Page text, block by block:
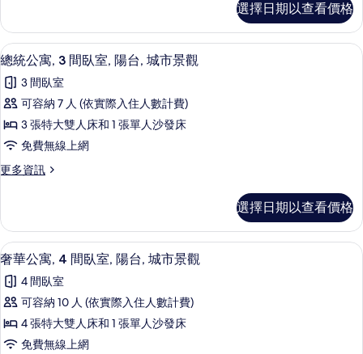
室,
陽
台,
城
市
景
觀
的
相
片
公
寓,
2
臥
室,
台,
城
景
情
選擇日期以查看價格
顯
示
總
統
公
3
臥
室,
陽
台,
城
市
景
總統公寓, 3 間臥室, 陽台, 城市景觀 |
42
總統公寓, 3 間臥室, 陽台, 城市景觀
3 間臥室
可容納 7 人 (依實際入住人數計費)
3 張特大雙人床和 1 張單人沙發床
免費無線上網
更多資訊
更
公
寓,
3
臥
室,
台,
城
選擇日期以查看價格
顯
示
奢
華
公
奢華公寓, 4 間臥室, 陽台, 城市景觀 |
43
奢華公寓, 4 間臥室, 陽台, 城市景觀
4 間臥室
可容納 10 人 (依實際入住人數計費)
4 張特大雙人床和 1 張單人沙發床
免費無線上網